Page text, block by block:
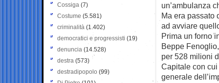
un’ambulanza
Ma era passato
ad avviare
Prima un forno
Beppe
per 528 milioni
Capitale con
generale
Cossiga (7)
Costume (5.581)
criminalità (1.402)
democratici e progressisti (19)
denuncia (14.528)
destra (573)
destradipopolo (99)